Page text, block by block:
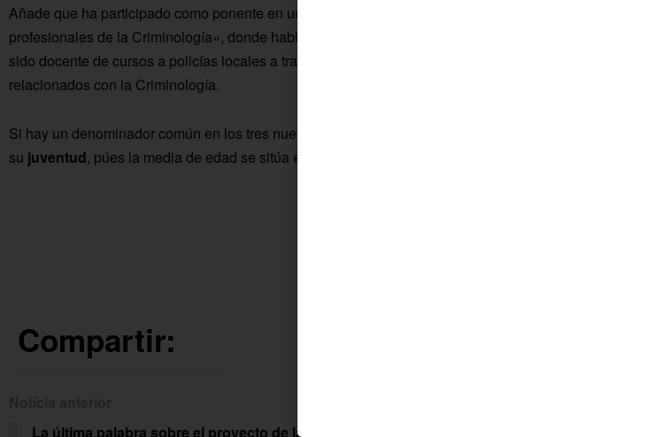
Aňade que ha participado como ponente en un congreso en la Universidad de Sevilla sobre «Salidas
profesionales de la Criminología», donde habló del papel del criminólogo en la Policía Local. También ha
sido docente de cursos a policías locales a través de cursos concertados de la ESPA sobre temas
relacionados con la Criminología.
Si hay un denominador común en los tres nuevos policías locales de La Colonia de Fuente Palmera ese
su juventud, púes la media de edad se sitúa en 25,6 años.
Compartir:
La última palabra sobre el proyecto de la